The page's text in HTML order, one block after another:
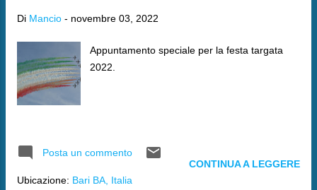
Di Mancio - novembre 03, 2022
Appuntamento speciale per la festa targata
2022.
Posta un commento
Ubicazione: Bari BA, Italia
CONTINUA A LEGGERE